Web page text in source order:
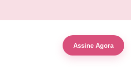
Assine Agora